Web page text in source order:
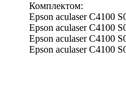
Комплектом:
Epson aculaser C4100
Epson aculaser C4100
Epson aculaser C4100
Epson aculaser C4100